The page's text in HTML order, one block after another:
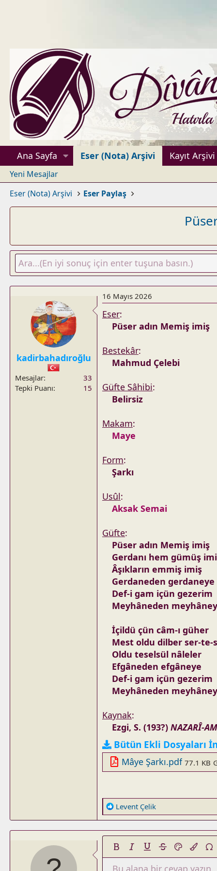
Ana Sayfa Eser (Nota) Arşivi Kayıt Arşivi
Yeni Mesajlar
Eser (Nota) Arşivi
Eser Paylaş
kadirbahadıroğlu
Mesajlar
33
Tepki Puanı
15
16 Mayıs 2026
Eser:
Püser adın Memiş imiş
Bestekâr:
Mahmud Çelebi
Güfte Sâhibi:
Belirsiz
Makam:
Maye
Form:
Şarkı
Usûl:
Aksak Semai
Güfte:
Püser adın Memiş imiş
Gerdanı hem gümüş
Âşıkların emmiş imiş
Gerdaneden gerdaneye
Def-i gam içün gezerim
Meyhâneden
İçildü çün câm-ı güher
Mest oldu dilber ser-te-
Oldu teselsül nâleler
Efgâneden efgâneye
Def-i gam içün gezerim
Meyhâneden
Kaynak:
Ezgi, S. (193?) NAZARÎ-
Bütün Ekli Dosyaları
Mâye Şarkı.pdf 77.1 KB
R
e
c
t
i
o
Levent Çelik
Kalın Yatık Altını çizÜzeri çizikMetin rengi
Bu alana bir cevap yazın...